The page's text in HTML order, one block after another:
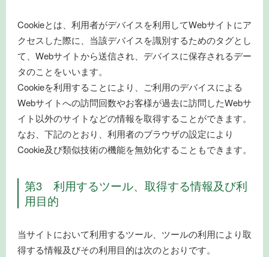
Cookieとは、利用者がデバイスを利用してWebサイトにア
クセスした際に、当該デバイスを識別するためのタグとし
て、Webサイトから送信され、デバイスに保存されるデー
タのことをいいます。
Cookieを利用することにより、ご利用のデバイスによる
Webサイトへの訪問回数やお客様が過去に訪問したWebサ
イト以外のサイトなどの情報を取得することができます。
なお、下記のとおり、利用者のブラウザの設定により
Cookie及び類似技術の機能を無効化することもできます。
第3 利用するツール、取得する情報及び利
用目的
当サイトにおいて利用するツール、ツールの利用により取
得する情報及びその利用目的は次のとおりです。